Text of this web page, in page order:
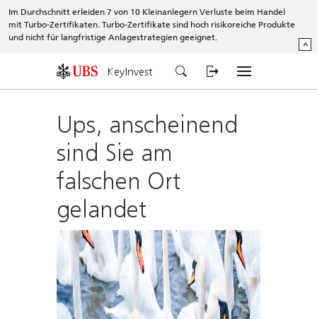
Im Durchschnitt erleiden 7 von 10 Kleinanlegern Verluste beim Handel
mit Turbo-Zertifikaten. Turbo-Zertifikate sind hoch risikoreiche Produkte
und nicht für langfristige Anlagestrategien geeignet.
^
KeyInvest
Ups, anscheinend
sind Sie am
falschen Ort
gelandet